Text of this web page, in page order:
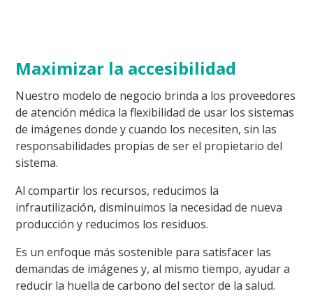
Maximizar la accesibilidad
Nuestro modelo de negocio brinda a los proveedores
de atención médica la flexibilidad de usar los sistemas
de imágenes donde y cuando los necesiten, sin las
responsabilidades propias de ser el propietario del
sistema.
Al compartir los recursos, reducimos la
infrautilización, disminuimos la necesidad de nueva
producción y reducimos los residuos.
Es un enfoque más sostenible para satisfacer las
demandas de imágenes y, al mismo tiempo, ayudar a
reducir la huella de carbono del sector de la salud.